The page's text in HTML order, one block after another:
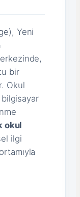
Yeni
bir
Okul
bilgisayar
okul
ilgi